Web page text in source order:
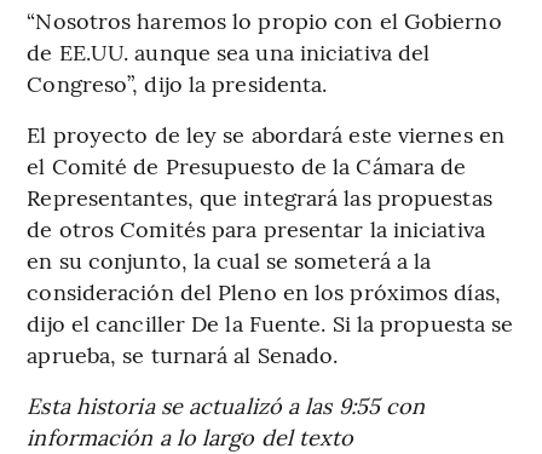
“Nosotros haremos lo propio con el Gobierno
de EE.UU. aunque sea una iniciativa del
Congreso”, dijo la presidenta.
El proyecto de ley se abordará este viernes en
el Comité de Presupuesto de la Cámara de
Representantes, que integrará las propuestas
de otros Comités para presentar la iniciativa
en su conjunto, la cual se someterá a la
consideración del Pleno en los próximos días,
dijo el canciller De la Fuente. Si la propuesta se
aprueba, se turnará al Senado.
Esta historia se actualizó a las 9:55 con
información a lo largo del texto